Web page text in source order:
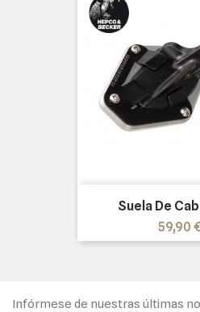
Suela De
Precio
59,90
Infórmese de nuestras últimas